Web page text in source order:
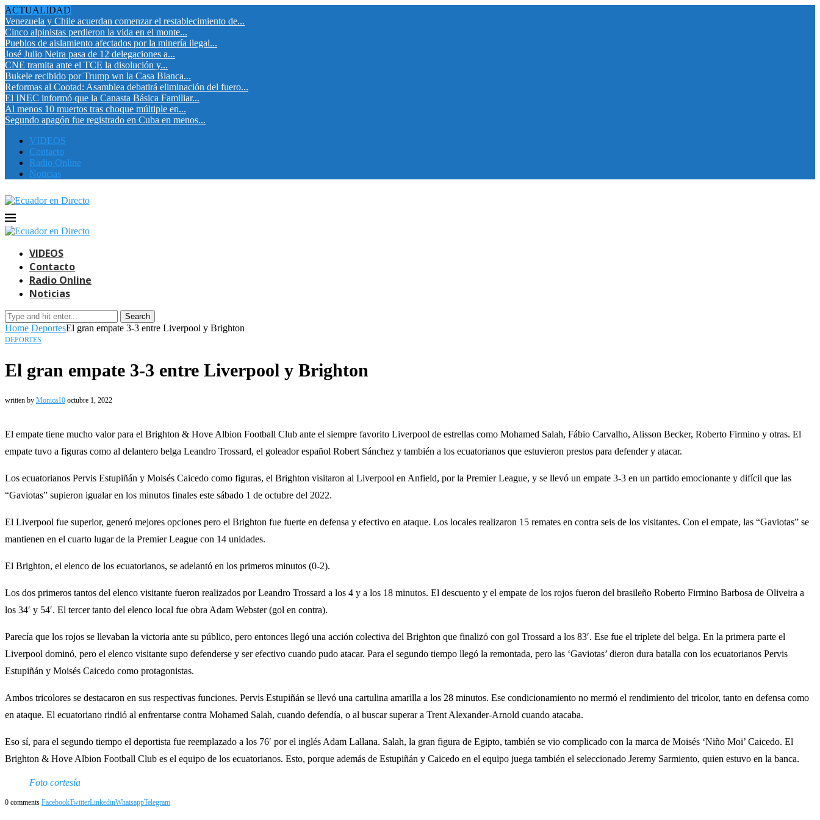
ACTUALIDAD
Venezuela y Chile acuerdan comenzar el restablecimiento de...
Cinco alpinistas perdieron la vida en el monte...
Pueblos de aislamiento afectados por la minería ilegal...
José Julio Neira pasa de 12 delegaciones a...
CNE tramita ante el TCE la disolución y...
Bukele recibido por Trump wn la Casa Blanca...
Reformas al Cootad: Asamblea debatirá eliminación del fuero...
El INEC informó que la Canasta Básica Familiar...
Al menos 10 muertos tras choque múltiple en...
Segundo apagón fue registrado en Cuba en menos...
VIDEOS
Contacto
Radio Online
Noticias
VIDEOS
Contacto
Radio Online
Noticias
Search
Home DeportesEl gran empate 3-3 entre Liverpool y Brighton
DEPORTES
El gran empate 3-3 entre Liverpool y Brighton
written by Monica10 octubre 1, 2022
El empate tiene mucho valor para el Brighton & Hove Albion Football Club ante el siempre favorito Liverpool de estrellas como Mohamed Salah, Fábio Carvalho, Alisson Becker, Roberto Firmino y otras. El
empate tuvo a figuras como al delantero belga Leandro Trossard, el goleador español Robert Sánchez y también a los ecuatorianos que estuvieron prestos para defender y atacar.
Los ecuatorianos Pervis Estupiñán y Moisés Caicedo como figuras, el Brighton visitaron al Liverpool en Anfield, por la Premier League, y se llevó un empate 3-3 en un partido emocionante y difícil que las
“Gaviotas” supieron igualar en los minutos finales este sábado 1 de octubre del 2022.
El Liverpool fue superior, generó mejores opciones pero el Brighton fue fuerte en defensa y efectivo en ataque. Los locales realizaron 15 remates en contra seis de los visitantes. Con el empate, las “Gaviotas” se
mantienen en el cuarto lugar de la Premier League con 14 unidades.
El Brighton, el elenco de los ecuatorianos, se adelantó en los primeros minutos (0-2).
Los dos primeros tantos del elenco visitante fueron realizados por Leandro Trossard a los 4 y a los 18 minutos. El descuento y el empate de los rojos fueron del brasileño Roberto Firmino Barbosa de Oliveira a
los 34′ y 54′. El tercer tanto del elenco local fue obra Adam Webster (gol en contra).
Parecía que los rojos se llevaban la victoria ante su público, pero entonces llegó una acción colectiva del Brighton que finalizó con gol Trossard a los 83′. Ese fue el triplete del belga. En la primera parte el
Liverpool dominó, pero el elenco visitante supo defenderse y ser efectivo cuando pudo atacar. Para el segundo tiempo llegó la remontada, pero las ‘Gaviotas’ dieron dura batalla con los ecuatorianos Pervis
Estupiñán y Moisés Caicedo como protagonistas.
Ambos tricolores se destacaron en sus respectivas funciones. Pervis Estupiñán se llevó una cartulina amarilla a los 28 minutos. Ese condicionamiento no mermó el rendimiento del tricolor, tanto en defensa como
en ataque. El ecuatoriano rindió al enfrentarse contra Mohamed Salah, cuando defendía, o al buscar superar a Trent Alexander-Arnold cuando atacaba.
Eso sí, para el segundo tiempo el deportista fue reemplazado a los 76′ por el inglés Adam Lallana. Salah, la gran figura de Egipto, también se vio complicado con la marca de Moisés ‘Niño Moi’ Caicedo. El
Brighton & Hove Albion Football Club es el equipo de los ecuatorianos. Esto, porque además de Estupiñán y Caicedo en el equipo juega también el seleccionado Jeremy Sarmiento, quien estuvo en la banca.
Foto cortesía
0 comments FacebookTwitterLinkedinWhatsappTelegram